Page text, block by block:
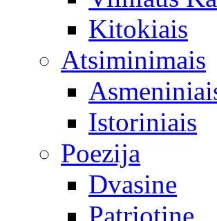
Kitokiais
Atsiminimais
Istoriniais
Poezija
Dvasine
Patriotine